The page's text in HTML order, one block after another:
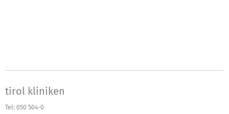
tirol kliniken
Tel: 050 504-0